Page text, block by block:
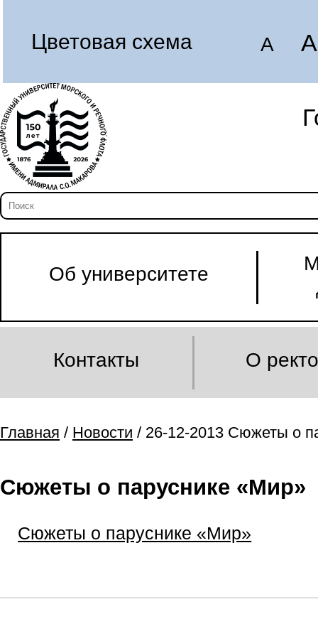
Цветовая схема A A
Об университете
Контакты О
Главная / Новости / 26-12-2013 Сюжеты о
Сюжеты о паруснике «Мир»
Сюжеты о паруснике «Мир»